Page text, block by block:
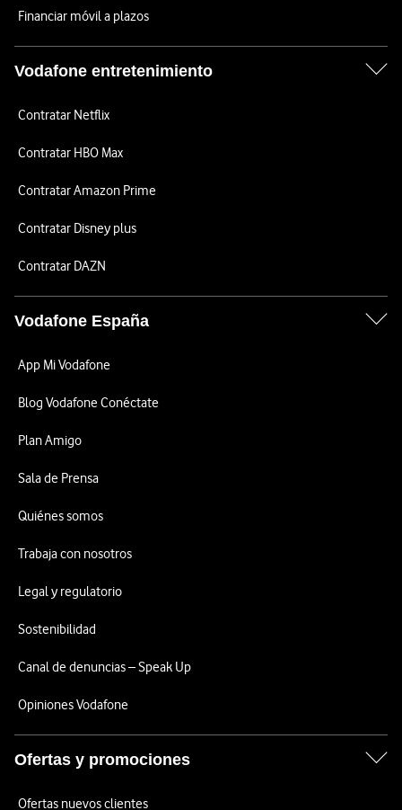
Financiar móvil a plazos
Vodafone entretenimiento
Contratar Netflix
Contratar HBO Max
Contratar Amazon Prime
Contratar Disney plus
Contratar DAZN
Vodafone España
App Mi Vodafone
Blog Vodafone Conéctate
Plan Amigo
Sala de Prensa
Quiénes somos
Trabaja con nosotros
Legal y regulatorio
Sostenibilidad
Canal de denuncias – Speak Up
Opiniones Vodafone
Ofertas y promociones
Ofertas nuevos clientes